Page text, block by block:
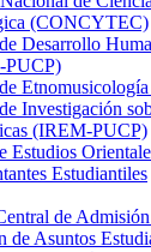
(CONCYTEC)
Desarrollo
Investigación
(IREM-PUCP)
Estudios
Estudiantiles
de
de Asuntos